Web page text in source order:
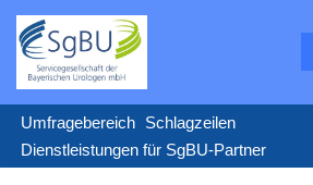
Zum
Inhalt
springen
Umfragebereich Schlagzeilen
Dienstleistungen für SgBU-Partner